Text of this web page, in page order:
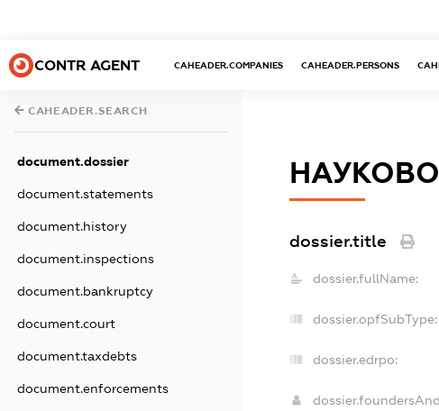
CONTR AGENT CAHEADER.COMPANIES CAHEADER.PERSONS
CAHEADER.SEARCH
document.dossier
document.statements
document.history
document.inspections
document.bankruptcy
document.court
document.taxdebts
document.enforcements
dossier.title
dossier.fullName:
dossier.opfSubType:
dossier.edrpo: